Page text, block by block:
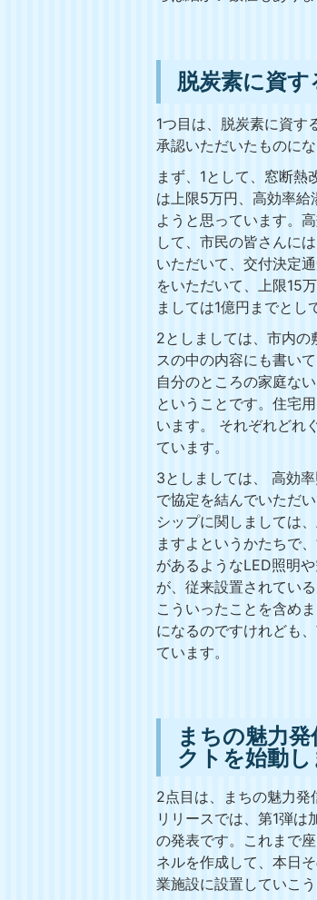
脱炭素に資す
1つ目は、脱炭素に資す
承認いただいたものにな
まず、1として、窓断
は上限5万円、高効率給
ようと思っています。
して、市民の皆さんに
いただいて、交付決定
をいただいて、上限15
ましては1億円までとし
2としましては、市内の
スの中の内容にも書い
自分のところの家庭な
ということです。住宅
います。 それぞれどれ
ています。
3としましては、 高効
で協定を結んでいただ
シップに関しましては
ますよというかたちで
があるようなLED照明
が、従来設置されてい
こういったことを含め
になるのですけれども
ています。
まちの魅力
クトを始動し
2点目は、まちの魅力発
リリースでは、第1弾
の発表です。これまで
ネルを作成して、本日
業施設に設置していこう